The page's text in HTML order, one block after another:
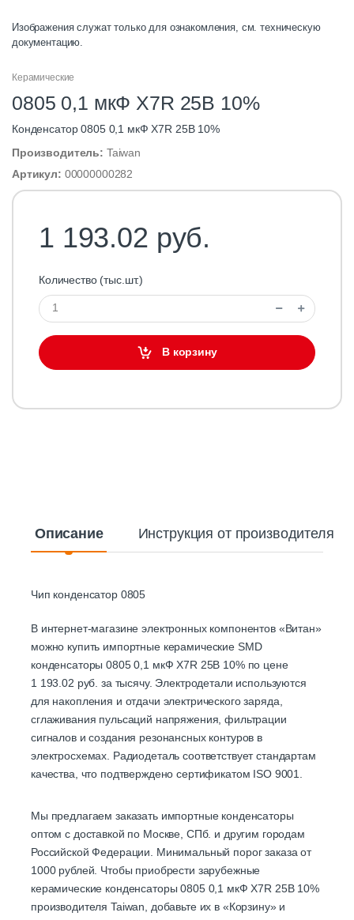
Изображения служат только для ознакомления, см. техническую
документацию.
Керамические
0805 0,1 мкФ X7R 25В 10%
Конденсатор 0805 0,1 мкФ X7R 25В 10%
Производитель: Taiwan
Артикул: 00000000282
1 193.02 руб.
Количество (тыс.шт.)
В корзину
Описание Инструкция от производителя
Чип конденсатор 0805
В интернет-магазине электронных компонентов «Витан»
можно купить импортные керамические SMD
конденсаторы 0805 0,1 мкФ X7R 25В 10% по цене
1 193.02 руб. за тысячу. Электродетали используются
для накопления и отдачи электрического заряда,
сглаживания пульсаций напряжения, фильтрации
сигналов и создания резонансных контуров в
электросхемах. Радиодеталь соответствует стандартам
качества, что подтверждено сертификатом ISO 9001.
Мы предлагаем заказать импортные конденсаторы
оптом с доставкой по Москве, СПб. и другим городам
Российской Федерации. Минимальный порог заказа от
1000 рублей. Чтобы приобрести зарубежные
керамические конденсаторы 0805 0,1 мкФ X7R 25В 10%
производителя Taiwan, добавьте их в «Корзину» и